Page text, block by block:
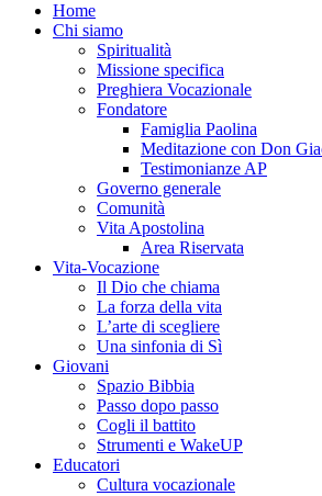
Home
Chi siamo
Spiritualità
Missione specifica
Preghiera Vocazionale
Fondatore
Famiglia Paolina
Meditazione con Don
Testimonianze AP
Governo generale
Comunità
Vita Apostolina
Area Riservata
Vita-Vocazione
Il Dio che chiama
La forza della vita
L’arte di scegliere
Una sinfonia di Sì
Giovani
Spazio Bibbia
Passo dopo passo
Cogli il battito
Strumenti e WakeUP
Educatori
Cultura vocazionale